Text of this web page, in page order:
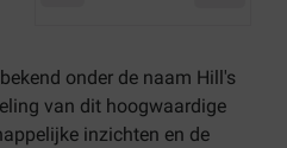
onder de naam Hill's
van dit hoogwaardige
inzichten en de